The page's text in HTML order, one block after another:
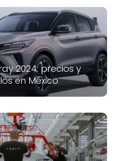
2024: precios y
en México